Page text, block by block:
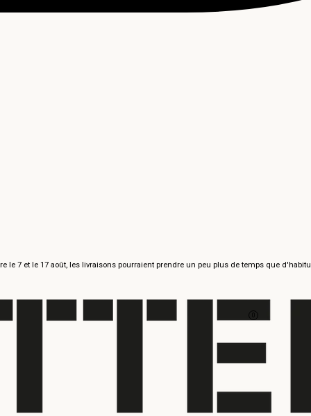
le 7 et le 17 août, les livraisons pourraient prendre un peu plus de temps que
0